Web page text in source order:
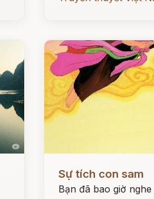
Sự tích con sam
Bạn đã bao giờ